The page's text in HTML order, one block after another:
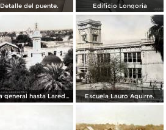
Detalle del puente. Edificio Longoria
Vista general hasta Laredo TX. ( Circulada el 3 de Abril de 1943 ). Escuela Lauro Aguirre.